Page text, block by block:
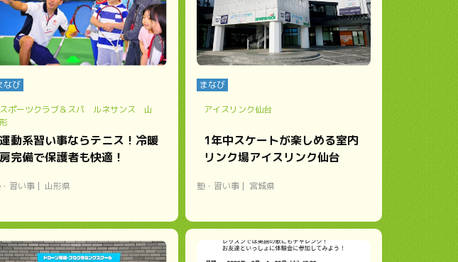
なび
スポーツクラブ＆スパ ルネサンス 山
形
運動系習い事ならテニス！冷暖
房完備で保護者も快適！
習い事 山形県
まなび
アイスリンク仙台
1年中スケートが楽しめる室内
リンク場アイスリンク仙台
塾・習い事 宮城県